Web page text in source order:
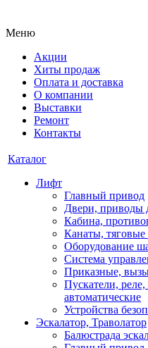
Меню
Акции
Хиты продаж
Оплата и доставка
О компании
Выставки
Ремонт
Контакты
Каталог
Лифт
Главный привод
Двери, приводы
Кабина,
Канаты,
Оборудование
Система
Приказные,
Пускатели,
автоматические
Устройства
Эскалатор, Траволатор
Балюстрада